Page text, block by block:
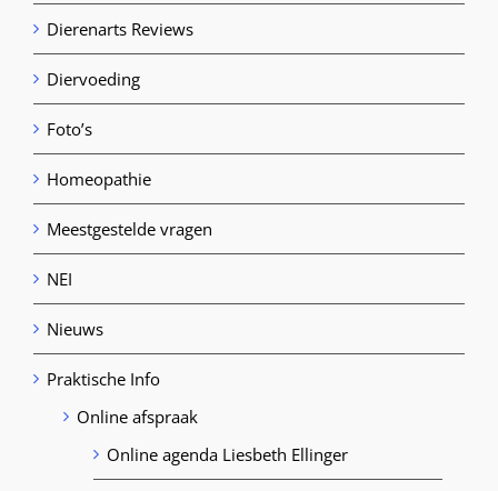
Dierenarts Reviews
Diervoeding
Foto’s
Homeopathie
Meestgestelde vragen
NEI
Nieuws
Praktische Info
Online afspraak
Online agenda Liesbeth Ellinger